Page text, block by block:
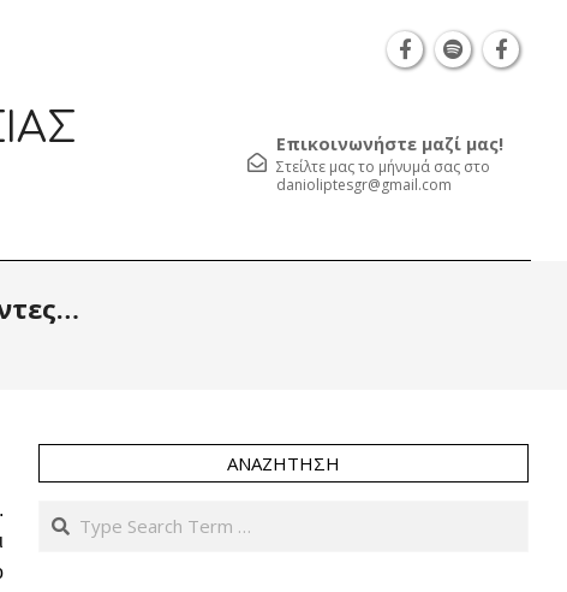
Επικοινωνήστε μαζί μας!
Στείλτε μας το μήνυμά σας στο
danioliptesgr@gmail.com
ΑΝΑΖΉΤΗΣΗ
Search